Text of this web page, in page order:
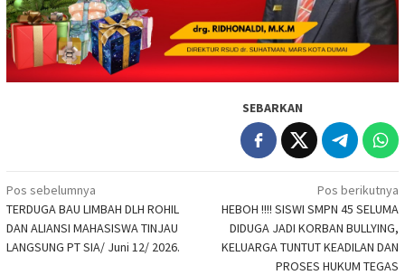
SEBARKAN
Navigasi
pos
Pos sebelumnya
TERDUGA BAU LIMBAH DLH ROHIL
DAN ALIANSI MAHASISWA TINJAU
LANGSUNG PT SIA/ Juni 12/ 2026.
Pos berikutnya
HEBOH !!!! SISWI SMPN 45 SELUMA
DIDUGA JADI KORBAN BULLYING,
KELUARGA TUNTUT KEADILAN DAN
PROSES HUKUM TEGAS